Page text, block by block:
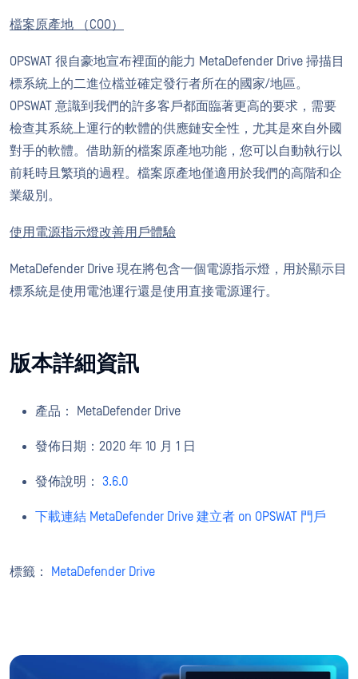
檔案原產地 （COO）
OPSWAT 很自豪地宣布裡面的能力 MetaDefender Drive 掃描目
標系統上的二進位檔並確定發行者所在的國家/地區。
OPSWAT 意識到我們的許多客戶都面臨著更高的要求，需要
檢查其系統上運行的軟體的供應鏈安全性，尤其是來自外國
對手的軟體。借助新的檔案原產地功能，您可以自動執行以
前耗時且繁瑣的過程。檔案原產地僅適用於我們的高階和企
業級別。
使用電源指示燈改善用戶體驗
MetaDefender Drive 現在將包含一個電源指示燈，用於顯示目
標系統是使用電池運行還是使用直接電源運行。
版本詳細資訊
產品： MetaDefender Drive
發佈日期：2020 年 10 月 1 日
發佈說明： 3.6.0
下載連結 MetaDefender Drive 建立者 on OPSWAT 門戶
標籤： MetaDefender Drive